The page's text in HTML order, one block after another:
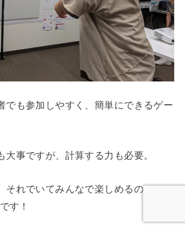
でも参加しやすく、簡単にできるゲー
大事ですが、計算する力も必要。
それでいてみんなで楽しめるので、
す！